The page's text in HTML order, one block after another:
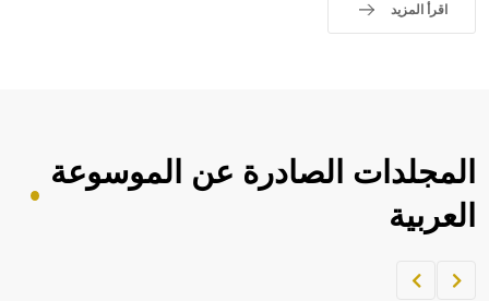
اقرأ المزيد
المجلدات الصادرة عن الموسوعة
العربية